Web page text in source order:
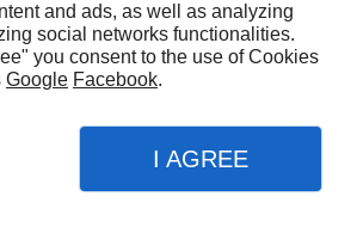
and ads, as well as analyzing
social networks functionalities.
you consent to the use of Cookies
Google Facebook.
I AGREE